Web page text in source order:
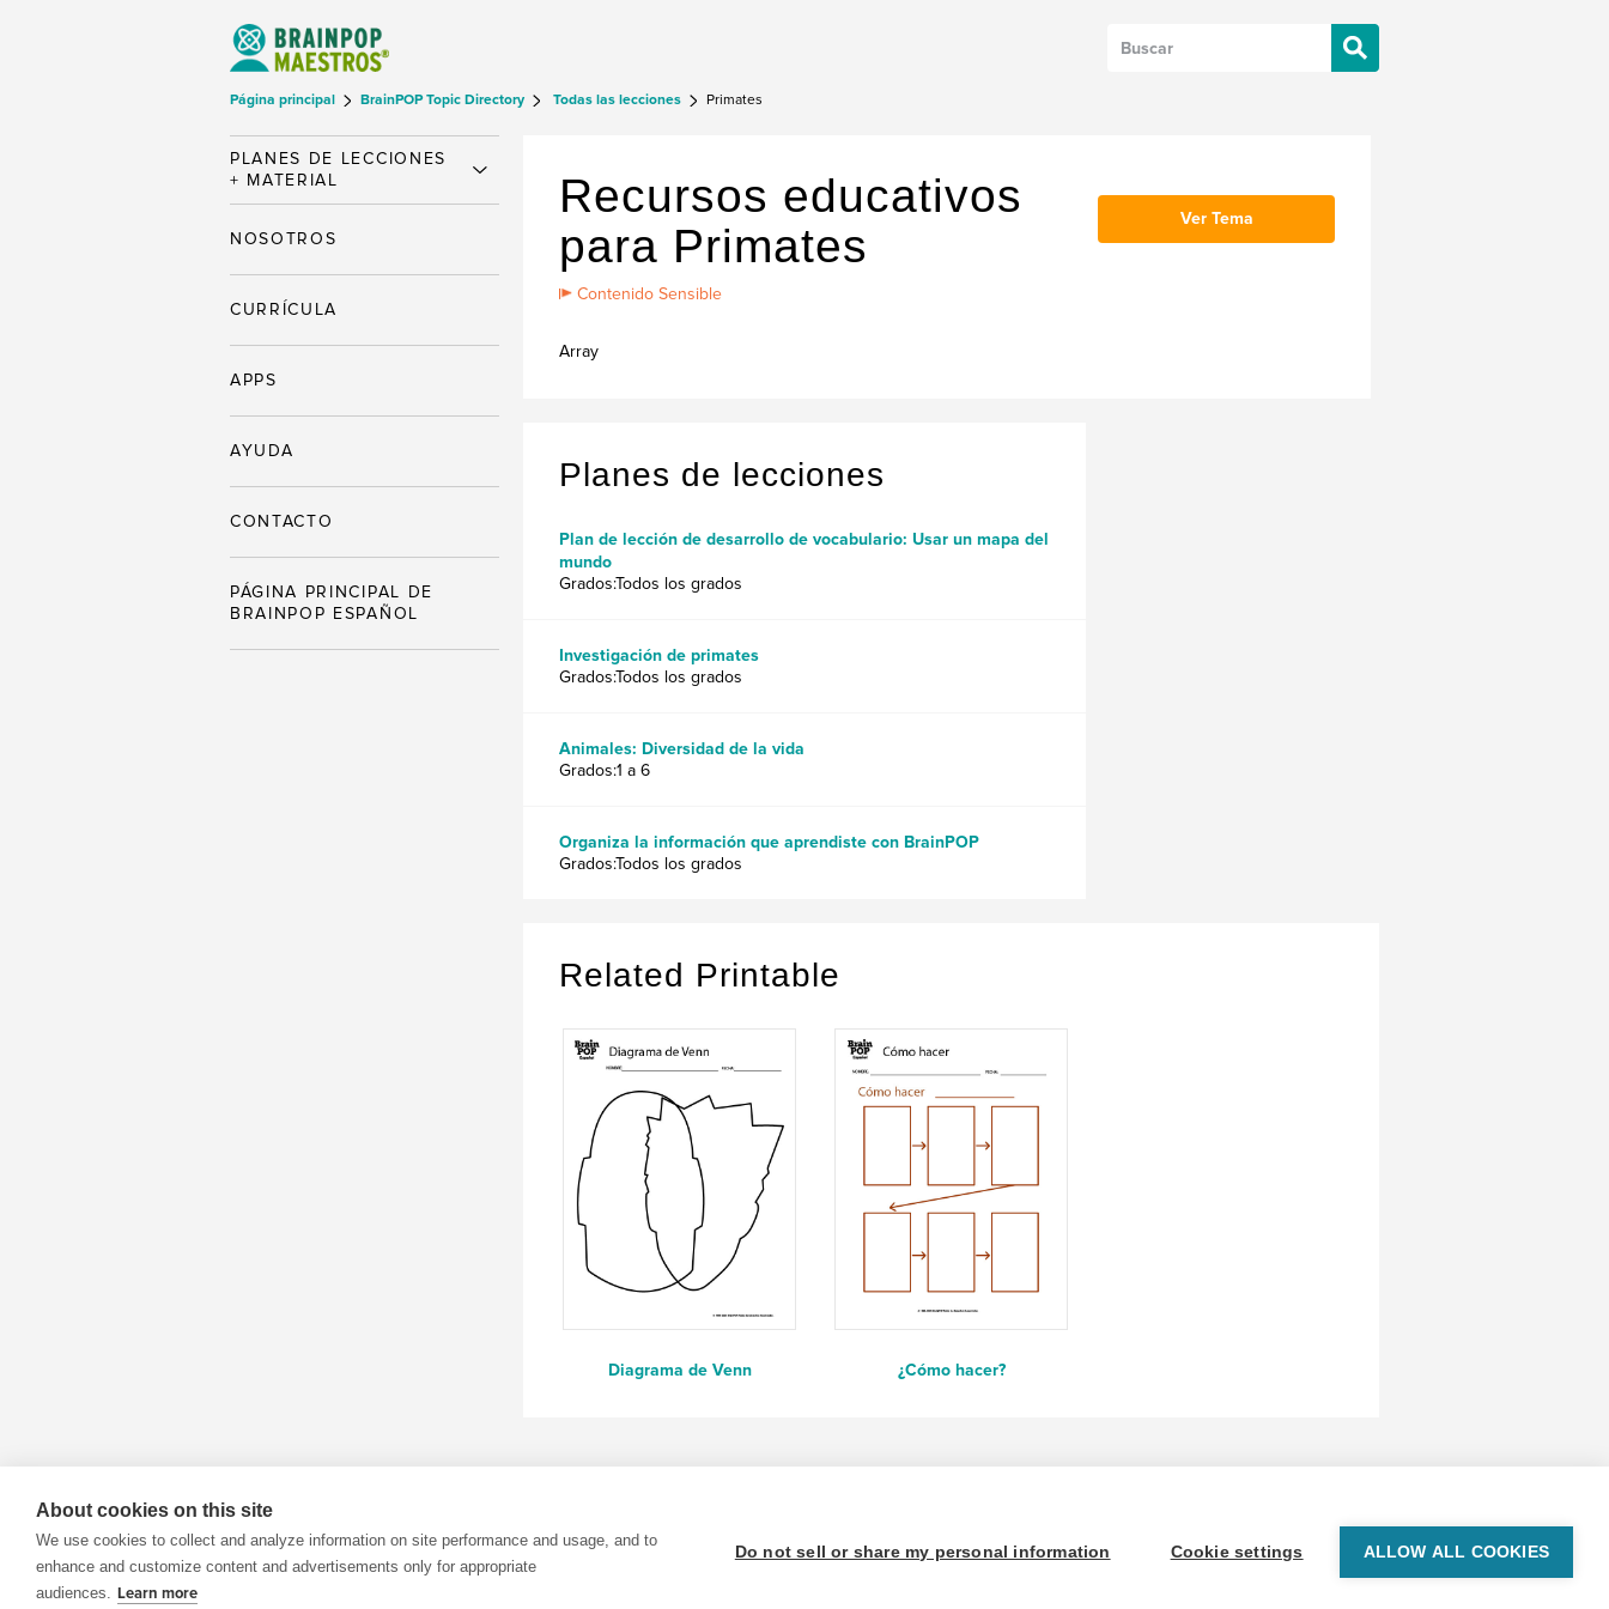
Página principal BrainPOP Topic Directory Todas las lecciones Primates
Recursos educativos
para Primates
Contenido Sensible
Array
Ver Tema
Planes de lecciones
Plan de lección de desarrollo de vocabulario: Usar un mapa del
mundo
Grados:Todos los grados
Investigación de primates
Grados:Todos los grados
Animales: Diversidad de la vida
Grados:1 a 6
Organiza la información que aprendiste con BrainPOP
Grados:Todos los grados
Related Printable
Diagrama de Venn ¿Cómo hacer?
PLANES DE LECCIONES
+ MATERIAL
NOSOTROS
CURRÍCULA
APPS
AYUDA
CONTACTO
PÁGINA PRINCIPAL DE
BRAINPOP ESPAÑOL
© 1999-2026 BrainPOP. Todos los derechos reservados.
About cookies on this site
We use cookies to collect and analyze information on site performance and usage, and to
enhance and customize content and advertisements only for appropriate
audiences. Learn more
Do not sell or share my personal information Cookie settings ALLOW ALL COOKIES